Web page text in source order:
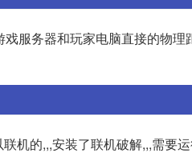
服务器和玩家电脑直接的物
机的,,,安装了联机破解,,,需要